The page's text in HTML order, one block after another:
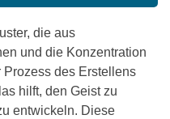
die aus
und die Konzentration
des Erstellens
hilft, den Geist zu
entwickeln. Diese